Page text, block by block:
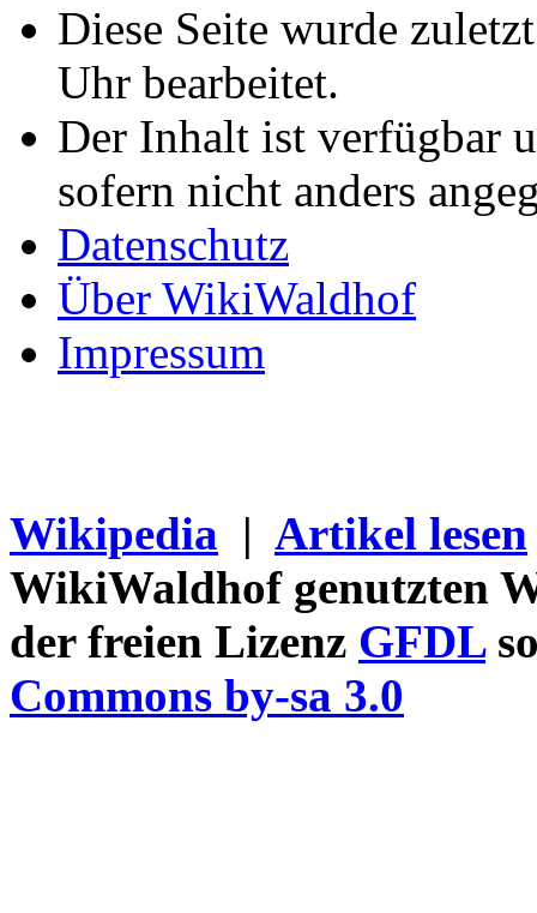
Diese Seite wurde
Uhr bearbeitet.
Der Inhalt ist verfügbar
sofern nicht anders
Datenschutz
Über WikiWaldhof
Impressum
Wikipedia | Artikel lesen
WikiWaldhof genutzten
der freien Lizenz GFDL
Commons by-sa 3.0